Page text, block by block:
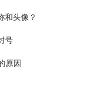
和头像？
号
原因